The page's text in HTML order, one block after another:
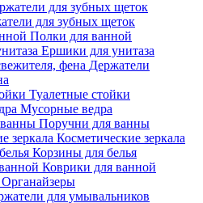
для зубных щеток
Полки для ванной
Ершики для унитаза
Держатели
Туалетные стойки
Мусорные ведра
Поручни для ванны
Косметические зеркала
Корзины для белья
Коврики для ванной
Органайзеры